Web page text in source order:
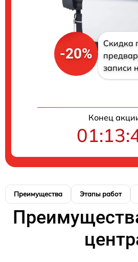
-20%
Скидка
записи
Конец
Преимущества Этапы работ